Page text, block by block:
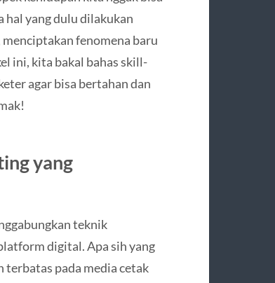
hal yang dulu dilakukan
fenomena baru
ini, kita bakal bahas skill-
agar bisa bertahan dan
yang
teknik
digital. Apa sih yang
pada media cetak